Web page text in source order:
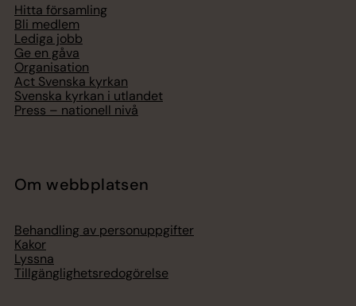
Hitta församling
Bli medlem
Lediga jobb
Ge en gåva
Organisation
Act Svenska kyrkan
Svenska kyrkan i utlandet
Press – nationell nivå
Om webbplatsen
Behandling av personuppgifter
Kakor
Lyssna
Tillgänglighetsredogörelse